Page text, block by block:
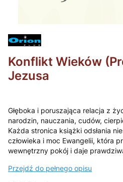
Konflikt Wieków
Jezusa
Głęboka i poruszająca relacja z
narodzin, nauczania, cudów,
Każda stronica książki odsłania
człowieka i moc Ewangelii, która
wewnętrzny pokój i daje
Przejdź do pełnego opisu